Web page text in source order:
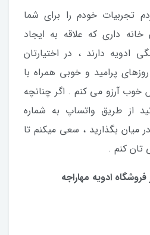
تجربیات خودم را برای شما
خانه داری که علاقه به ایجاد
دارند ، در اختیارتان
پرامید و خوبی همراه با
آرزو می کنم . اگر چنانچه
از طریق واتساپ به شماره
میان بگذارید ، سعی میکنم تا
تان کنم .
ادویه مهاراجه